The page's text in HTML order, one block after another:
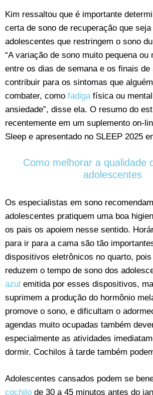
Kim ressaltou que é importante
certa de sono de recuperação que
adolescentes que restringem o sono
“A variação de sono muito pequena ou
entre os dias de semana e os finais de
contribuir para os sintomas que
combater, como fadigafísica ou
ansiedade”, disse ela. O resumo do
recentemente em um suplemento on-
Sleep e apresentado no SLEEP 2025
Como melhorar a qualidade
adolescentes
Os especialistas em sono
adolescentes pratiquem uma boa
os pais os apoiem nesse sentido.
para ir para a cama são tão
dispositivos eletrônicos no quarto,
reduzem o tempo de sono dos
azul emitida por esses dispositivos,
suprimem a produção do hormônio
promove o sono, e dificultam o
agendas muito ocupadas também
especialmente as atividades
dormir. Cochilos à tarde também
Adolescentes cansados podem se
cochilo de 30 a 45 minutos antes do